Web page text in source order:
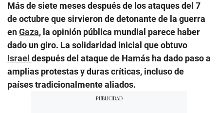
Más de siete meses después de los ataques del 7
de octubre que sirvieron de detonante de la guerra
enGaza, la opinión pública mundial parece haber
dado un giro. La solidaridad inicial que obtuvo
Israel después del ataque de Hamás ha dado paso a
amplias protestas y duras críticas, incluso de
países tradicionalmente aliados.